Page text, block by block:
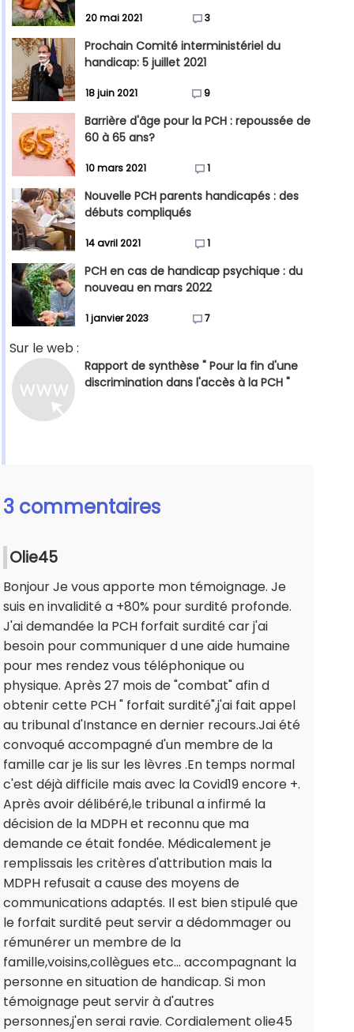
20 mai 2021 3
Prochain Comité interministériel du
handicap: 5 juillet 2021
18 juin 2021 9
Barrière d'âge pour la PCH : repoussée de
60 à 65 ans?
10 mars 2021 1
Nouvelle PCH parents handicapés : des
débuts compliqués
14 avril 2021 1
PCH en cas de handicap psychique : du
nouveau en mars 2022
1 janvier 2023 7
Sur le web :
Rapport de synthèse " Pour la fin d'une
discrimination dans l'accès à la PCH "
3 commentaires
Olie45
Bonjour Je vous apporte mon témoignage. Je
suis en invalidité a +80% pour surdité profonde.
J'ai demandée la PCH forfait surdité car j'ai
besoin pour communiquer d une aide humaine
pour mes rendez vous téléphonique ou
physique. Après 27 mois de "combat" afin d
obtenir cette PCH " forfait surdité",j'ai fait appel
au tribunal d'Instance en dernier recours.Jai été
convoqué accompagné d'un membre de la
famille car je lis sur les lèvres .En temps normal
c'est déjà difficile mais avec la Covid19 encore +.
Après avoir délibéré,le tribunal a infirmé la
décision de la MDPH et reconnu que ma
demande ce était fondée. Médicalement je
remplissais les critères d'attribution mais la
MDPH refusait a cause des moyens de
communications adaptés. Il est bien stipulé que
le forfait surdité peut servir a dédommager ou
rémunérer un membre de la
famille,voisins,collègues etc... accompagnant la
personne en situation de handicap. Si mon
témoignage peut servir à d'autres
personnes,j'en serai ravie. Cordialement olie45